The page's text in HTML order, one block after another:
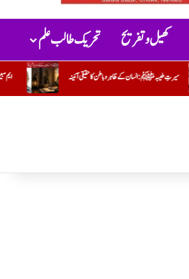
کھیل و تفریح تحریک طالب علم
جو کام وہ کریں تو مشکل اور دوسرا کریں تو آسان ! ایم مبین